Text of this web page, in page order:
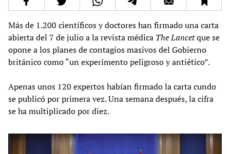
Más de 1.200 científicos y doctores han firmado una carta
abierta del 7 de julio a la revista médica The Lancetque se
opone a los planes de contagios masivos del Gobierno
británico como “un experimento peligroso y antiético”.
Apenas unos 120 expertos habían firmado la carta cundo
se publicó por primera vez. Una semana después, la cifra
se ha multiplicado por diez.